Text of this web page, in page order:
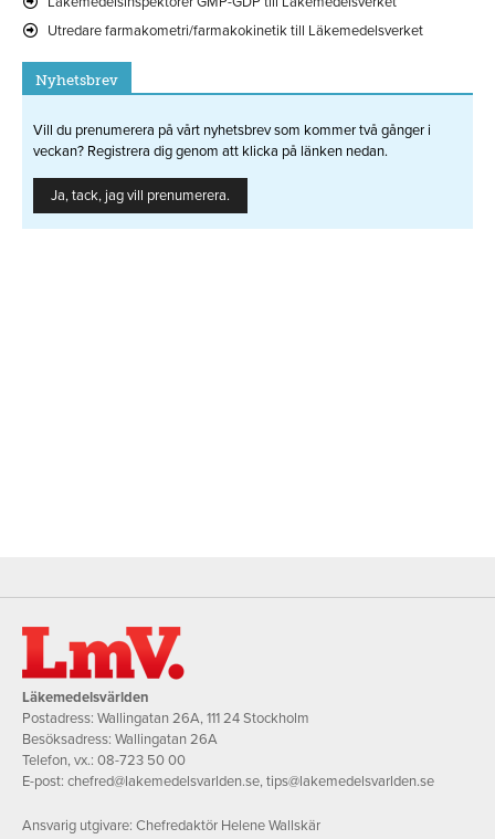
Utredare farmakometri/farmakokinetik till Läkemedelsverket
Nyhetsbrev
Vill du prenumerera på vårt nyhetsbrev som kommer två gånger i
veckan? Registrera dig genom att klicka på länken nedan.
Ja, tack, jag vill prenumerera.
Läkemedelsvärlden
Postadress: Wallingatan 26A, 111 24 Stockholm
Besöksadress: Wallingatan 26A
Telefon, vx.: 08-723 50 00
E-post: chefred@lakemedelsvarlden.se,tips@lakemedelsvarlden.se
Ansvarig utgivare: Chefredaktör Helene Wallskär